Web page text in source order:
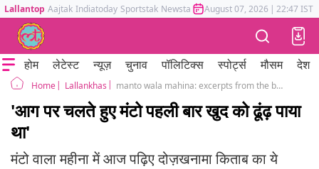
Lallantop Aajtak Indiatoday Sportstak Newstak Mumbai Tak Astrotak
August 07, 2026 | 22:47 IST
होम लेटेस्ट न्यूज़ चुनाव पॉलिटिक्स स्पोर्ट्स मौसम देश
Home Lallankhas manto wala mahina: excerpts from the book Dozakhnama depicting an interesting story of saadat hasan manto
'आग पर चलते हुए मंटो पहली बार खुद को ढूंढ़ पाया
था'
मंटो वाला महीना में आज पढ़िए दोज़खनामा किताब का ये